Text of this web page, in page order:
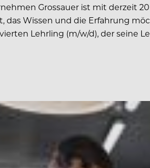
Grossauer ist mit derzeit
das Wissen und die Erfahrung
Lehrling (m/w/d), der seine